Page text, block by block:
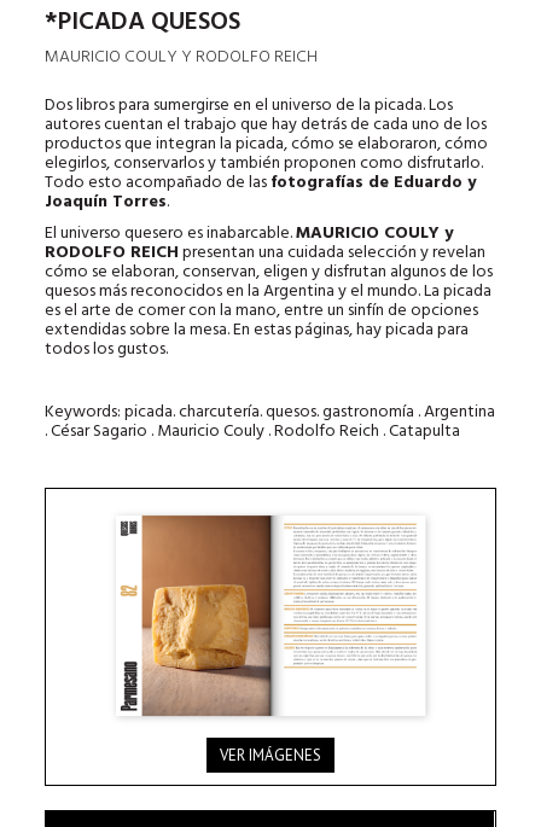
*PICADA QUESOS
MAURICIO COULY Y RODOLFO REICH
Dos libros para sumergirse en el universo de la picada. Los
autores cuentan el trabajo que hay detrás de cada uno de los
productos que integran la picada, cómo se elaboraron, cómo
elegirlos, conservarlos y también proponen como disfrutarlo.
Todo esto acompañado de lasfotografías de Eduardo y
Joaquín Torres.
El universo quesero es inabarcable.MAURICIO COULY y
RODOLFO REICHpresentan una cuidada selección y revelan
cómo se elaboran, conservan, eligen y disfrutan algunos de los
quesos más reconocidos en la Argentina y el mundo. La picada
es el arte de comer con la mano, entre un sinfín de opciones
extendidas sobre la mesa. En estas páginas, hay picada para
todos los gustos.
Keywords: picada. charcutería. quesos. gastronomía . Argentina
. César Sagario . Mauricio Couly . Rodolfo Reich . Catapulta
VER IMÁGENES